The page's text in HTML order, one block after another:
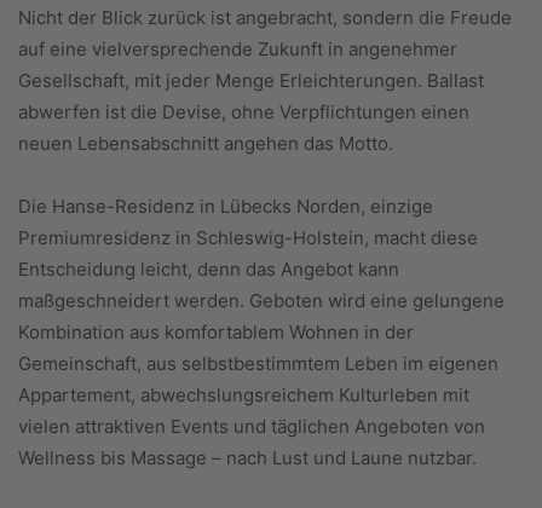
Nicht der Blick zurück ist angebracht, sondern die Freude
auf eine vielversprechende Zukunft in angenehmer
Gesellschaft, mit jeder Menge Erleichterungen. Ballast
abwerfen ist die Devise, ohne Verpflichtungen einen
neuen Lebensabschnitt angehen das Motto.
Die Hanse-Residenz in Lübecks Norden, einzige
Premiumresidenz in Schleswig-Holstein, macht diese
Entscheidung leicht, denn das Angebot kann
maßgeschneidert werden. Geboten wird eine gelungene
Kombination aus komfortablem Wohnen in der
Gemeinschaft, aus selbstbestimmtem Leben im eigenen
Appartement, abwechslungsreichem Kulturleben mit
vielen attraktiven Events und täglichen Angeboten von
Wellness bis Massage – nach Lust und Laune nutzbar.